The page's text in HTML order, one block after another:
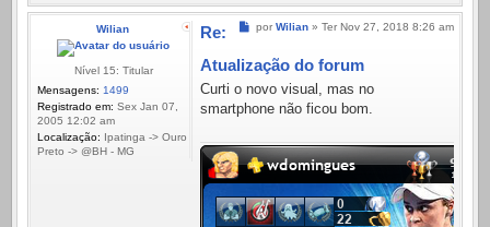
Wilian
Nível 15: Titular
Mensagens: 1499
Registrado em: Sex Jan 07,
2005 12:02 am
Localização: Ipatinga -> Ouro
Preto -> @BH - MG
Mensagem
por Wilian » Ter Nov 27, 2018 8:26 am
Re:
Atualização do forum
Curti o novo visual, mas no
smartphone não ficou bom.